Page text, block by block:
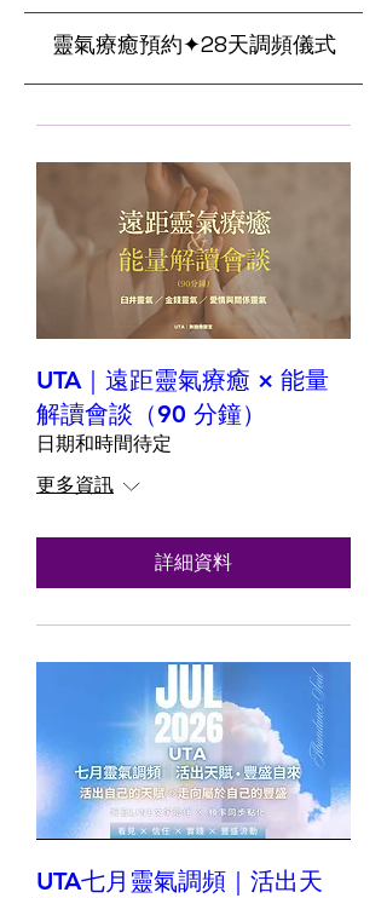
​靈氣療癒預約✦28天調頻儀式
UTA｜遠距靈氣療癒 × 能量
解讀會談（90 分鐘）
日期和時間待定
更多資訊
詳細資料
UTA七月靈氣調頻｜活出天